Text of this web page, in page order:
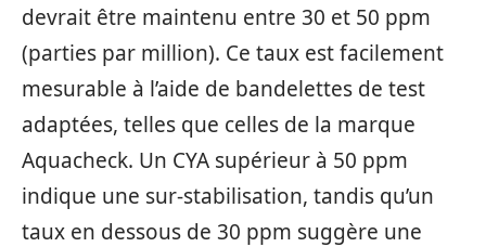
devrait être maintenu entre 30 et 50 ppm
(parties par million). Ce taux est facilement
mesurable à l’aide de bandelettes de test
adaptées, telles que celles de la marque
Aquacheck. Un CYA supérieur à 50 ppm
indique une sur-stabilisation, tandis qu’un
taux en dessous de 30 ppm suggère une